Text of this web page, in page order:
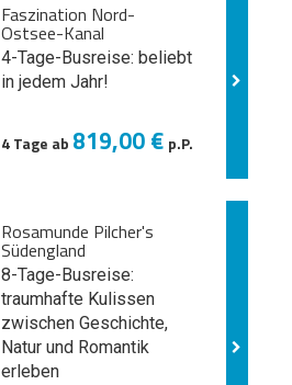
Faszination Nord-
Ostsee-Kanal
4-Tage-Busreise: beliebt
in jedem Jahr!
4 Tage ab 819,00 € p.P.
Rosamunde Pilcher's
Südengland
8-Tage-Busreise:
traumhafte Kulissen
zwischen Geschichte,
Natur und Romantik
erleben